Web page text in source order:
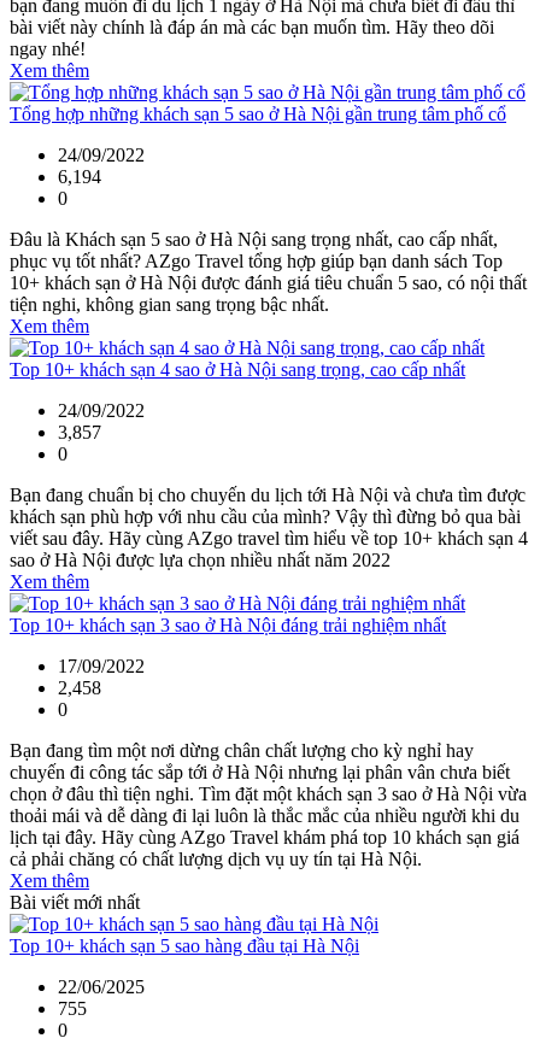
bạn đang muốn đi du lịch 1 ngày ở Hà Nội mà chưa biết đi đâu thì
bài viết này chính là đáp án mà các bạn muốn tìm. Hãy theo dõi
ngay nhé!
Xem thêm
Tổng hợp những khách sạn 5 sao ở Hà Nội gần trung tâm phố cổ
24/09/2022
6,194
0
Đâu là Khách sạn 5 sao ở Hà Nội sang trọng nhất, cao cấp nhất,
phục vụ tốt nhất? AZgo Travel tổng hợp giúp bạn danh sách Top
10+ khách sạn ở Hà Nội được đánh giá tiêu chuẩn 5 sao, có nội thất
tiện nghi, không gian sang trọng bậc nhất.
Xem thêm
Top 10+ khách sạn 4 sao ở Hà Nội sang trọng, cao cấp nhất
24/09/2022
3,857
0
Bạn đang chuẩn bị cho chuyến du lịch tới Hà Nội và chưa tìm được
khách sạn phù hợp với nhu cầu của mình? Vậy thì đừng bỏ qua bài
viết sau đây. Hãy cùng AZgo travel tìm hiểu về top 10+ khách sạn 4
sao ở Hà Nội được lựa chọn nhiều nhất năm 2022
Xem thêm
Top 10+ khách sạn 3 sao ở Hà Nội đáng trải nghiệm nhất
17/09/2022
2,458
0
Bạn đang tìm một nơi dừng chân chất lượng cho kỳ nghỉ hay
chuyến đi công tác sắp tới ở Hà Nội nhưng lại phân vân chưa biết
chọn ở đâu thì tiện nghi. Tìm đặt một khách sạn 3 sao ở Hà Nội vừa
thoải mái và dễ dàng đi lại luôn là thắc mắc của nhiều người khi du
lịch tại đây. Hãy cùng AZgo Travel khám phá top 10 khách sạn giá
cả phải chăng có chất lượng dịch vụ uy tín tại Hà Nội.
Xem thêm
Bài viết mới nhất
Top 10+ khách sạn 5 sao hàng đầu tại Hà Nội
22/06/2025
755
0